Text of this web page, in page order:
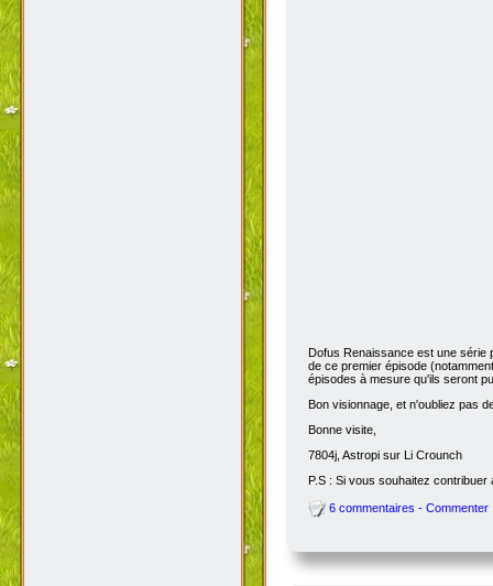
Dofus Renaissance est une série
de ce premier épisode
épisodes à mesure qu'ils seront
Bon visionnage, et n'oubliez pas
Bonne visite,
7804j, Astropi sur Li Crounch
P.S : Si vous souhaitez
6 commentaires - Commenter